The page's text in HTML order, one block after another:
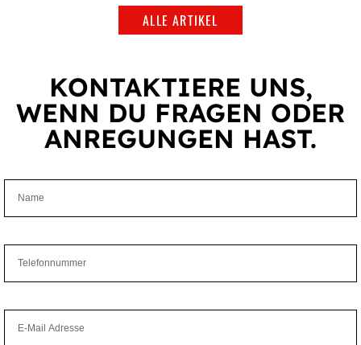
ALLE ARTIKEL
KONTAK­TIERE UNS,
WENN DU FRAGEN ODER
ANRE­GUNGEN HAST.